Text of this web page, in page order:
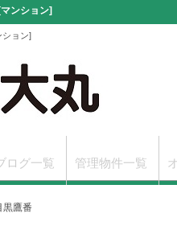
ンション]
ション]
ログ一覧 管理物件一覧
書改訂版
黒鷹番